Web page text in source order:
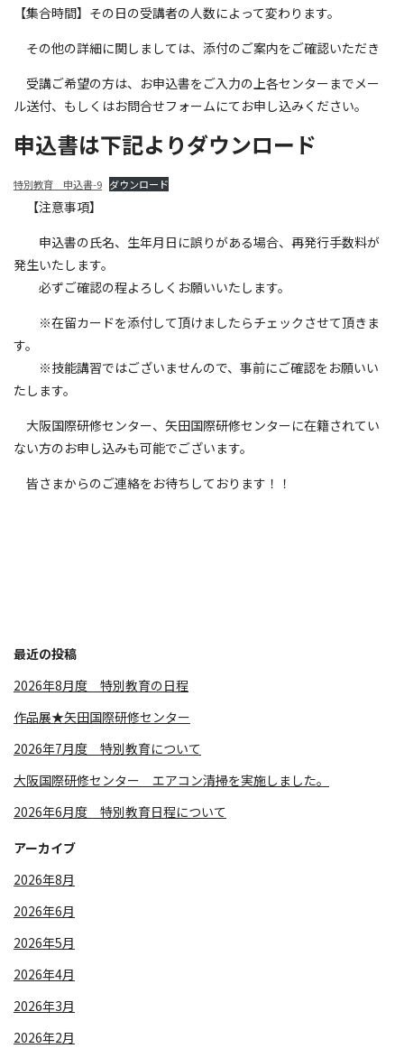
【集合時間】その日の受講者の人数によって変わります。
その他の詳細に関しましては、添付のご案内をご確認いただき
受講ご希望の方は、お申込書をご入力の上各センターまでメー
ル送付、もしくはお問合せフォームにてお申し込みください。
申込書は下記よりダウンロード
特別教育 申込書-9 ダウンロード
【注意事項】
申込書の氏名、生年月日に誤りがある場合、再発行手数料が
発生いたします。
必ずご確認の程よろしくお願いいたします。
※在留カードを添付して頂けましたらチェックさせて頂きま
す。
※技能講習ではございませんので、事前にご確認をお願いい
たします。
大阪国際研修センター、矢田国際研修センターに在籍されてい
ない方のお申し込みも可能でございます。
皆さまからのご連絡をお待ちしております！！
最近の投稿
2026年8月度 特別教育の日程
作品展★矢田国際研修センター
2026年7月度 特別教育について
大阪国際研修センター エアコン清掃を実施しました。
2026年6月度 特別教育日程について
アーカイブ
2026年8月
2026年6月
2026年5月
2026年4月
2026年3月
2026年2月